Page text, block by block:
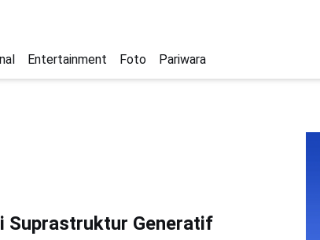
Entertainment Foto Pariwara
Suprastruktur Generatif